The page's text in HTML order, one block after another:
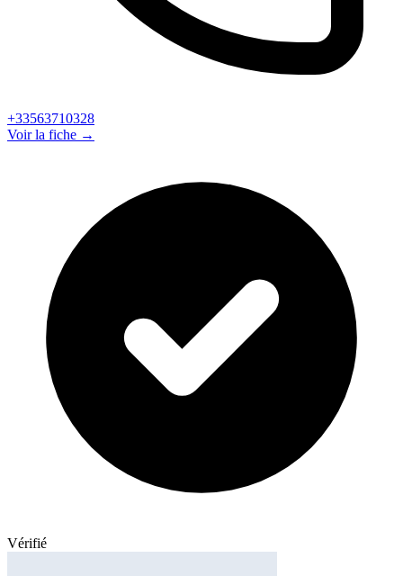
+33563710328
Voir la fiche →
Vérifié